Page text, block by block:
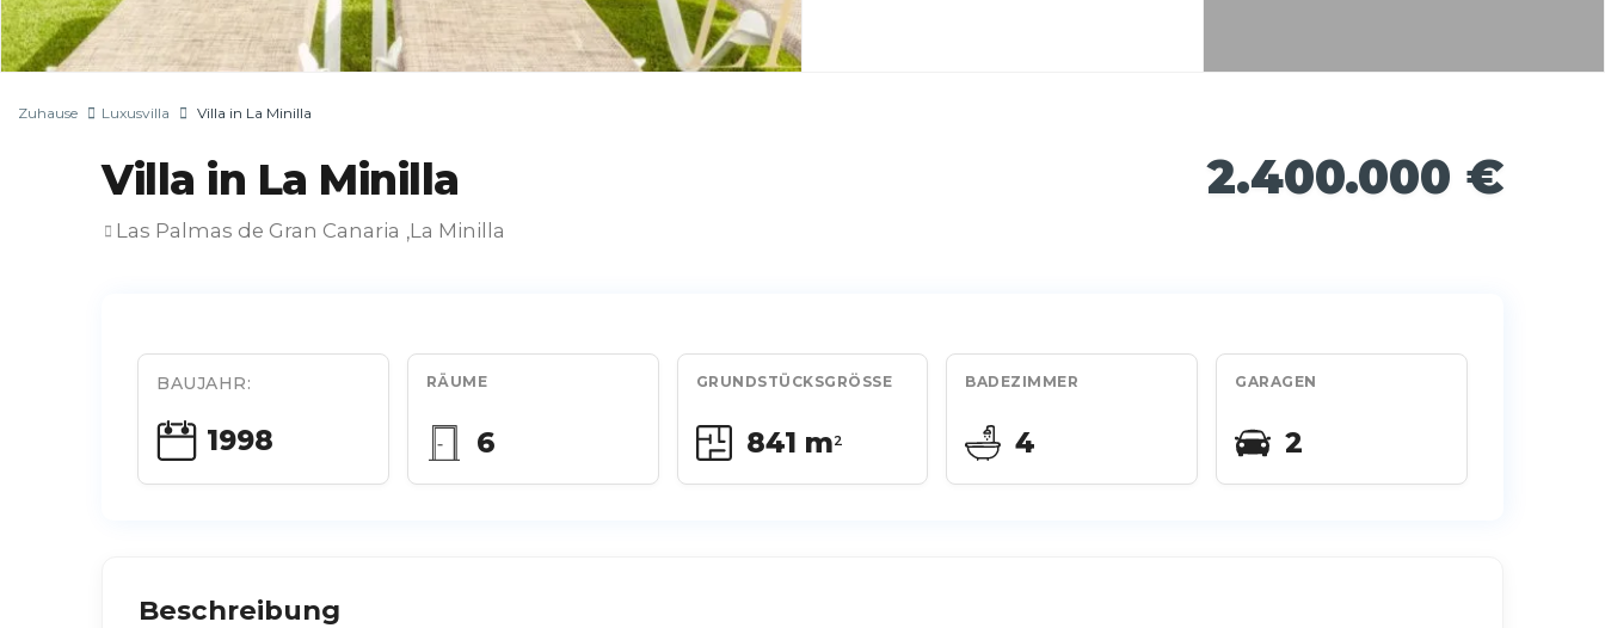
Zuhause Luxusvilla Villa in La Minilla
Villa in La Minilla 2.400.000 €
Las Palmas de Gran Canaria ,La Minilla
BAUJAHR:
1998
RÄUME
6
GRUNDSTÜCKSGRÖSSE
841 m2
BADEZIMMER
4
GARAGEN
2
Beschreibung